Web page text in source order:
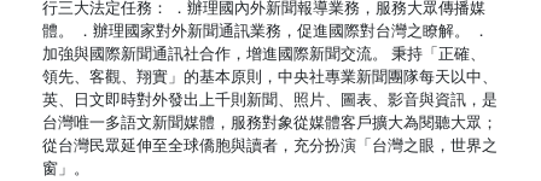
行三大法定任務： ．辦理國內外新聞報導業務，服務大眾傳播媒
體。 ．辦理國家對外新聞通訊業務，促進國際對台灣之瞭解。 ．
加強與國際新聞通訊社合作，增進國際新聞交流。 秉持「正確、
領先、客觀、翔實」的基本原則，中央社專業新聞團隊每天以中、
英、日文即時對外發出上千則新聞、照片、圖表、影音與資訊，是
台灣唯一多語文新聞媒體，服務對象從媒體客戶擴大為閱聽大眾；
從台灣民眾延伸至全球僑胞與讀者，充分扮演「台灣之眼，世界之
窗」。